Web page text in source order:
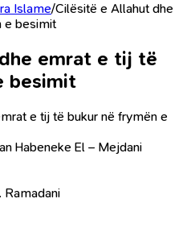
Islame/Cilësitë e Allahut dhe
e besimit
emrat e tij të
besimit
e tij të bukur në frymën e
Habeneke El – Mejdani
Ramadani